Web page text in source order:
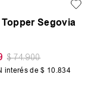
Segovia
$ 74.900
interés de$ 10 .834